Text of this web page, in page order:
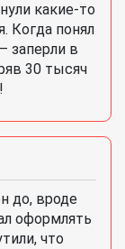
какие-то
Когда понял
заперли в
30 тысяч
до, вроде
оформлять
что